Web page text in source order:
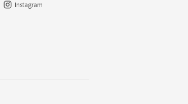
Instagram